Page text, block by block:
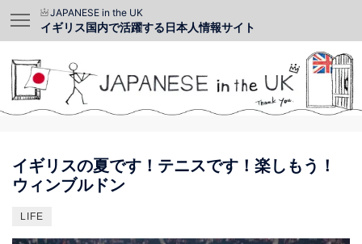
JAPANESE in the UK
イギリス国内で活躍する日本人情報サイト
イギリスの夏です！テニスです！楽しもう！
ウィンブルドン
LIFE